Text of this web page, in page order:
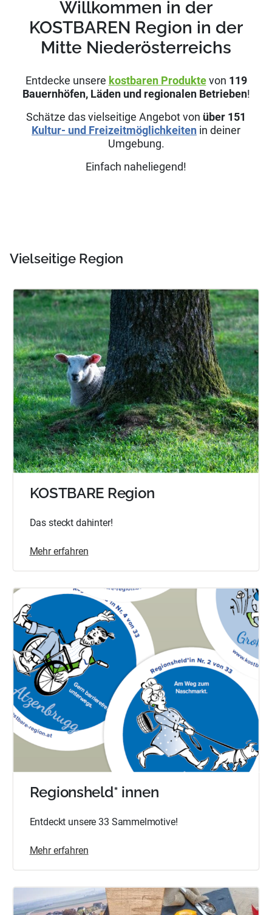
Willkommen in der
KOSTBAREN Region in der
Mitte Niederösterreichs
Entdecke unsere kostbaren Produktevon 119
Bauernhöfen, Läden und regionalen Betrieben!
Schätze das vielseitige Angebot von über 151
Kultur- und Freizeitmöglichkeiten in deiner
Umgebung.
Einfach naheliegend!
Vielseitige Region
KOSTBARE Region
Das steckt dahinter!
Mehr erfahren
Regionsheld* innen
Entdeckt unsere 33 Sammelmotive!
Mehr erfahren